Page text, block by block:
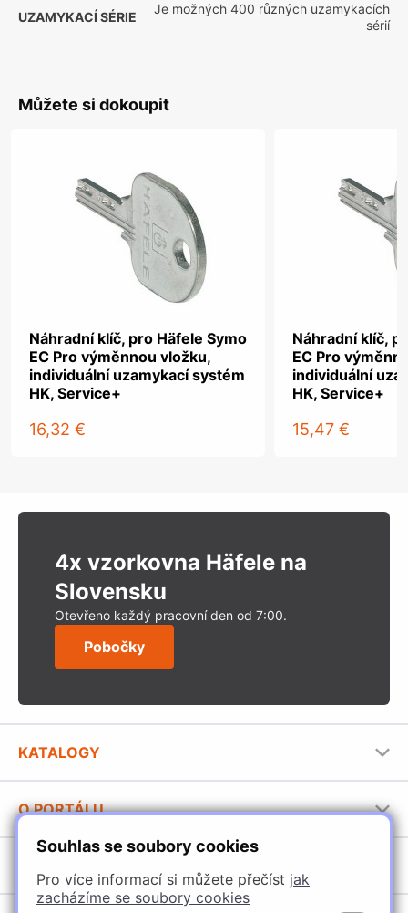
Souhlas se soubory cookies
Pro více informací si můžete přečíst jak
zacházíme se soubory cookies
UZAMYKACÍ SÉRIE
Je možných 400 různých uzamykacích
sérií
Můžete si dokoupit
Náhradní klíč, pro Häfele Symo
EC Pro výměnnou vložku,
individuální uzamykací systém
HK, Service+
16,32 €
Náhradní klíč,
EC Pro
individuální
HK, Service+
15,47 €
4x vzorkovna Häfele na
Slovensku
Otevřeno každý pracovní den od 7:00.
Pobočky
KATALOGY
Stavební katalog Häfele
Brožury Häfele
O PORTÁLU
Provozovatel portálu
Jak používat portál
Úchytky